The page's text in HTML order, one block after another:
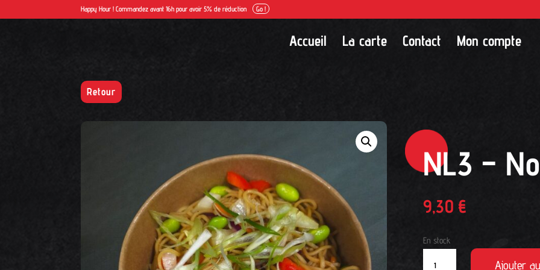
Happy Hour ! Commandez avant 16h pour avoir 5% de réduction Go !
Accueil La carte Contact Mon compte
Retour
NL3 –
9,30 €
En stock
Ajouter